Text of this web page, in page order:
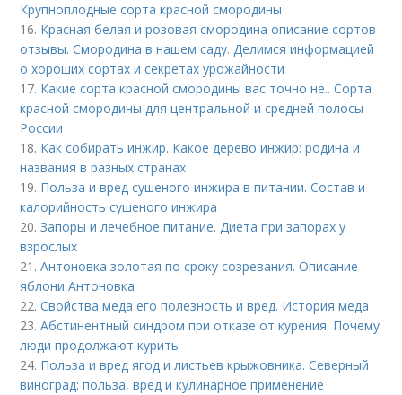
Крупноплодные сорта красной смородины
16. Красная белая и розовая смородина описание сортов
отзывы. Смородина в нашем саду. Делимся информацией
о хороших сортах и секретах урожайности
17. Какие сорта красной смородины вас точно не.. Сорта
красной смородины для центральной и средней полосы
России
18. Как собирать инжир. Какое дерево инжир: родина и
названия в разных странах
19. Польза и вред сушеного инжира в питании. Состав и
калорийность сушеного инжира
20.Запоры и лечебное питание. Диета при запорах у
взрослых
21.Антоновка золотая по сроку созревания. Описание
яблони Антоновка
22.Свойства меда его полезность и вред. История меда
23.Абстинентный синдром при отказе от курения. Почему
люди продолжают курить
24. Польза и вред ягод и листьев крыжовника. Северный
виноград: польза, вред и кулинарное применение